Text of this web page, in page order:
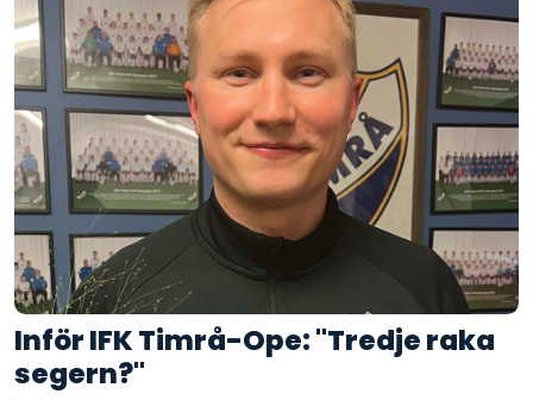
Inför IFK Timrå-Ope: "Tredje raka
segern?"